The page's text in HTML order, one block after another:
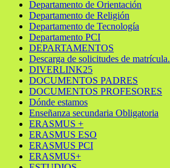
Departamento de Orientación
Departamento de Religión
Departamento de Tecnología
Departamento PCI
DEPARTAMENTOS
Descarga de solicitudes de matrícula.
DIVERLINK25
DOCUMENTOS PADRES
DOCUMENTOS PROFESORES
Dónde estamos
Enseñanza secundaria Obligatoria
ERASMUS +
ERASMUS ESO
ERASMUS PCI
ERASMUS+